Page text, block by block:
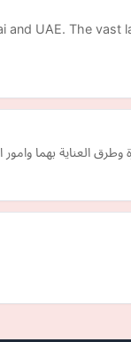
and UAE. The
العناية بهما